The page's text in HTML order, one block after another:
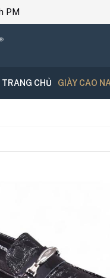
PM
TRANG CHỦ GIÀY CAO